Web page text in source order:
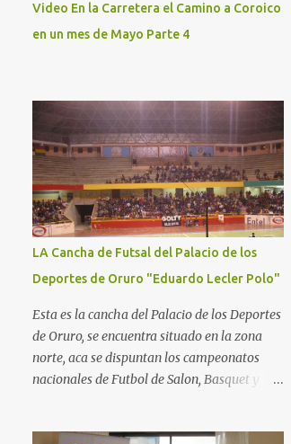
Video En la Carretera el Camino a Coroico
en un mes de Mayo Parte 4
LA Cancha de Futsal del Palacio de los
Deportes de Oruro "Eduardo Lecler Polo"
Esta es la cancha del Palacio de los Deportes
de Oruro, se encuentra situado en la zona
norte, aca se dispuntan los campeonatos
nacionales de Futbol de Salon, Basquet y